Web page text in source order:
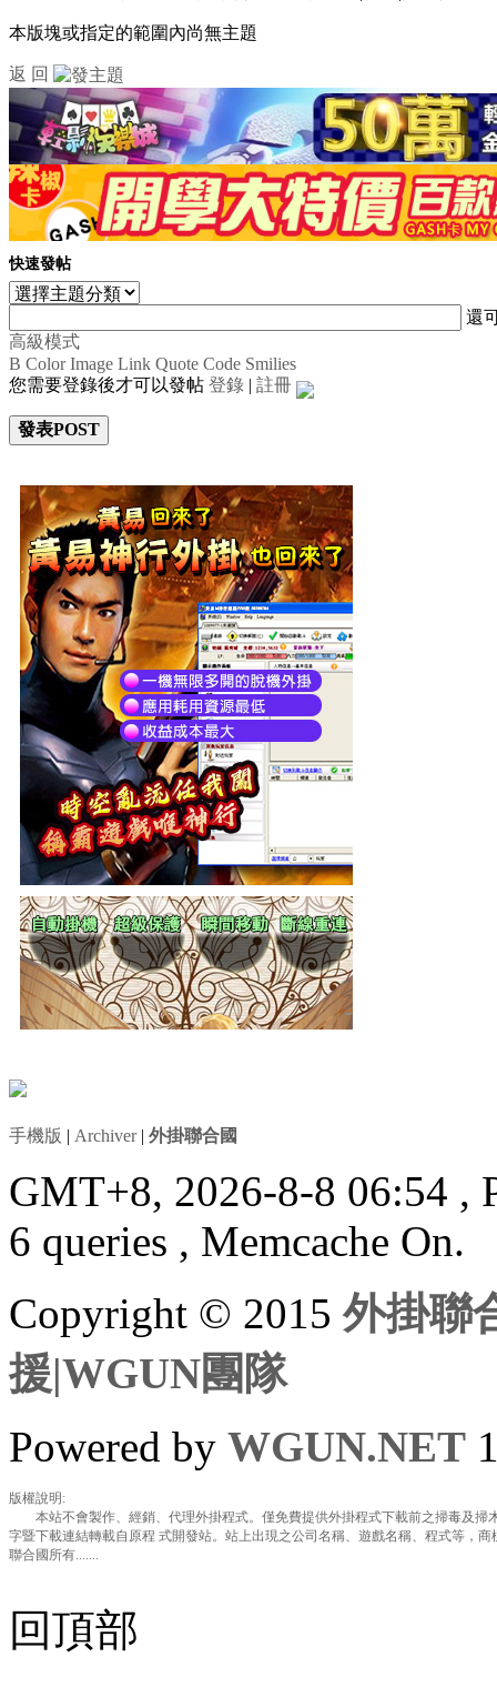
本版塊或指定的範圍內尚無主題
返 回
快速發帖
還
高級模式
B Color Image Link Quote Code Smilies
您需要登錄後才可以發帖 登錄 | 註冊
發表POST
手機版 | Archiver| 外掛聯合國
GMT+8, 2026-8-8 06:54 ,
6 queries , Memcache On.
Copyright © 2015外掛聯
援|WGUN團隊
Powered by WGUN.NET
版權說明:
本站不會製作、經銷、代理外掛程式。僅免費提供外掛程式下載前之掃毒及掃
字暨下載連結轉載自原程 式開發站。站上出現之公司名稱、遊戲名稱、程式等，
聯合國所有.......
回頂部